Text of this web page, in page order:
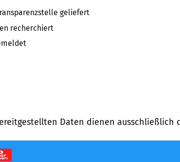
geliefert
recherchiert
Daten dienen ausschließlich